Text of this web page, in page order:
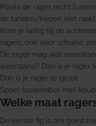
Plaats de rager recht
de tanden/kiezen niet raakt.
Kom je lastig bij de
ragers, ook voor schuine
De rager mag wat
weerstand? Dan is je rager
Dan is je rager te groot.
Spoel tussendoor met
Welke maat
De eerste tip is om goed